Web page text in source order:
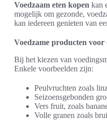
Voedzaam eten kopen kan
mogelijk om gezonde,
kan iedereen genieten van
Voedzame producten voor
Bij het kiezen van
Enkele voorbeelden zijn:
Peulvruchten zoals
Seizoensgebonden
Vers fruit, zoals
Volle granen zoals